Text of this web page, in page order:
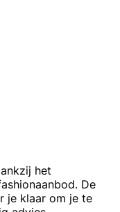
het
De
je klaar om je te